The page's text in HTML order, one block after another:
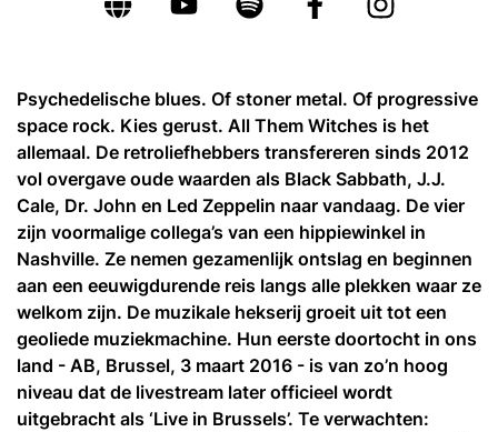
Psychedelische blues. Of stoner metal. Of progressive
space rock. Kies gerust. All Them Witches is het
allemaal. De retroliefhebbers transfereren sinds 2012
vol overgave oude waarden als Black Sabbath, J.J.
Cale, Dr. John en Led Zeppelin naar vandaag. De vier
zijn voormalige collega’s van een hippiewinkel in
Nashville. Ze nemen gezamenlijk ontslag en beginnen
aan een eeuwigdurende reis langs alle plekken waar ze
welkom zijn. De muzikale hekserij groeit uit tot een
geoliede muziekmachine. Hun eerste doortocht in ons
land - AB, Brussel, 3 maart 2016 - is van zo’n hoog
niveau dat de livestream later officieel wordt
uitgebracht als ‘Live in Brussels’. Te verwachten: